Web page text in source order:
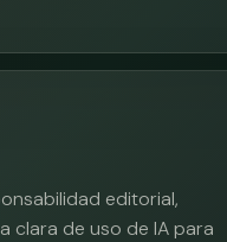
editorial,
clara de uso de IA para